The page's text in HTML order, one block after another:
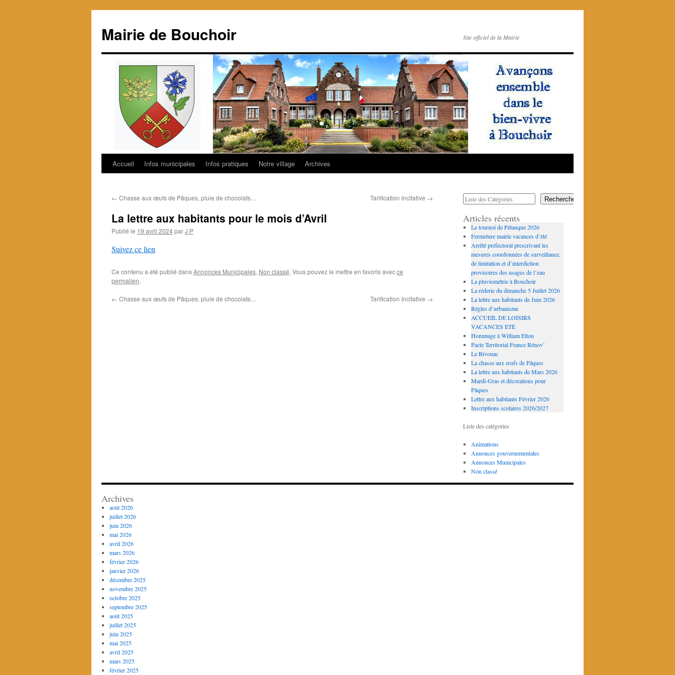
Mairie de Bouchoir Site officiel de la Mairie
Aller
contenu
Accueil Infos municipales Infos pratiques Notre village Archives
← Chasse aux œufs de Pâques, pluie de chocolats… Tarification Incitative →
La lettre aux habitants pour le mois d’Avril
Publié le 19 avril 2024parJ P
Suivez ce lien
Ce contenu a été publié dansAnnonces Municipales, Non classé. Vous pouvez le mettre en favoris avecce
permalien.
← Chasse aux œufs de Pâques, pluie de chocolats… Tarification Incitative →
Rechercher
Articles récents
Le tournoi de Pétanque 2026
Fermeture mairie vacances d’été
Arrêté préfectoral prescrivant les
mesures coordonnées de surveillance,
de limitation et d’interdiction
provisoires des usages de l’eau
La pluviométrie à Bouchoir
La réderie du dimanche 5 Juillet 2026
La lettre aux habitants de Juin 2026
Régles d’urbanisme
ACCUEIL DE LOISIRS
VACANCES ÉTÉ
Hommage à William Elton
Pacte Territorial France Rénov’
Le Bivouac
La chasse aux œufs de Pâques
La lettre aux habitants de Mars 2026
Mardi-Gras et décorations pour
Pâques
Lettre aux habitants Février 2026
Inscriptions scolaires 2026/2027
Liste des catégories
Animations
Annonces gouvernementales
Annonces Municipales
Non classé
Archives
août 2026
juillet 2026
juin 2026
mai 2026
avril 2026
mars 2026
février 2026
janvier 2026
décembre 2025
novembre 2025
octobre 2025
septembre 2025
août 2025
juillet 2025
juin 2025
mai 2025
avril 2025
mars 2025
février 2025